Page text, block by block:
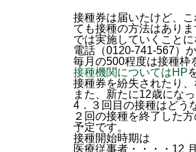
接種券は届いたけど、
ても接種の方法はあり
では実施していくことに
電話（0120-741-567）か
毎月の500程度は接種枠
接種機関についてはHP
接種券を紛失されたり
また、新たに12歳にな
4．３回目の接種はどう
２回の接種を終了した
予定です。
接種開始時期は
医療従事者・・・・12